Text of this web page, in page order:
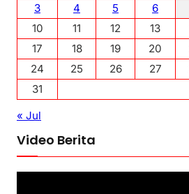
3
4 5 6
10
11 12 13
17
18 19 20
24
25 26 27
31
« Jul
Video Berita